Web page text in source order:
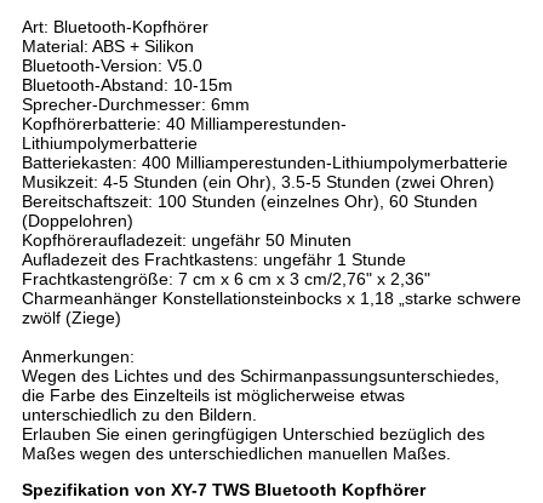
Art: Bluetooth-Kopfhörer
Material: ABS + Silikon
Bluetooth-Version: V5.0
Bluetooth-Abstand: 10-15m
Sprecher-Durchmesser: 6mm
Kopfhörerbatterie: 40 Milliamperestunden-
Lithiumpolymerbatterie
Batteriekasten: 400 Milliamperestunden-Lithiumpolymerbatterie
Musikzeit: 4-5 Stunden (ein Ohr), 3.5-5 Stunden (zwei Ohren)
Bereitschaftszeit: 100 Stunden (einzelnes Ohr), 60 Stunden
(Doppelohren)
Kopfhöreraufladezeit: ungefähr 50 Minuten
Aufladezeit des Frachtkastens: ungefähr 1 Stunde
Frachtkastengröße: 7 cm x 6 cm x 3 cm/2,76" x 2,36"
Charmeanhänger Konstellationsteinbocks x 1,18 „starke schwere
zwölf (Ziege)
Anmerkungen:
Wegen des Lichtes und des Schirmanpassungsunterschiedes,
die Farbe des Einzelteils ist möglicherweise etwas
unterschiedlich zu den Bildern.
Erlauben Sie einen geringfügigen Unterschied bezüglich des
Maßes wegen des unterschiedlichen manuellen Maßes.
Spezifikation von XY-7 TWS Bluetooth Kopfhörer